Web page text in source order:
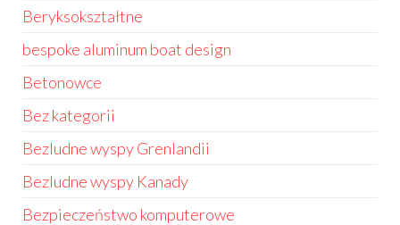
Beryksokształtne
bespoke aluminum boat design
Betonowce
Bez kategorii
Bezludne wyspy Grenlandii
Bezludne wyspy Kanady
Bezpieczeństwo komputerowe